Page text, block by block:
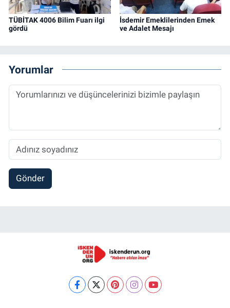
TÜBİTAK 4006 Bilim Fuarı ilgi
gördü
İsdemir Emeklilerinden Emek
ve Adalet Mesajı
Yorumlar
Gönder